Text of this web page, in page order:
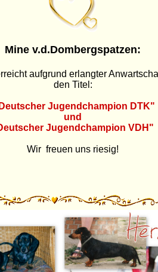
Mine v.d.Dombergspatzen:
aufgrund erlangter
den Titel:
Jugendchampion DTK"
und
Jugendchampion VDH"
Wir freuen uns riesig!